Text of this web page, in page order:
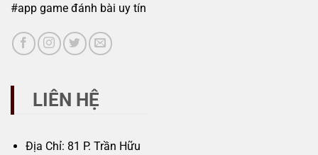
#app game đánh bài uy tín
LIÊN HỆ
Địa Chỉ: 81 P. Trần Hữu